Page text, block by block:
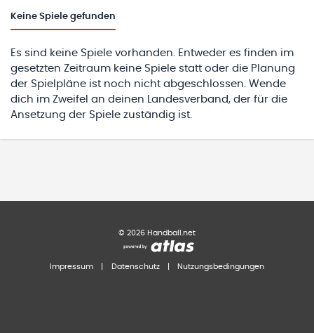
Keine Spiele gefunden
Es sind keine Spiele vorhanden. Entweder es finden im
gesetzten Zeitraum keine Spiele statt oder die Planung
der Spielpläne ist noch nicht abgeschlossen. Wende
dich im Zweifel an deinen Landesverband, der für die
Ansetzung der Spiele zuständig ist.
© 2026 Handball.net
Impressum Datenschutz Nutzungsbedingungen